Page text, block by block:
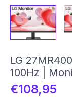
LG
100Hz |
€108,95